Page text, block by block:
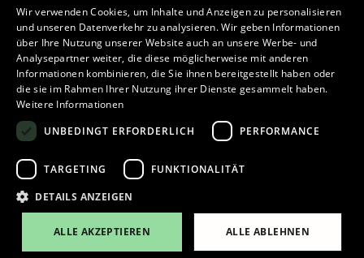
Impressum
Datenschutz
Barrierefreiheitserklärung
Cookie-Einstellungen
Wir verwenden Cookies, um Inhalte und Anzeigen zu personalisieren
und unseren Datenverkehr zu analysieren. Wir geben Informationen
über Ihre Nutzung unserer Website auch an unsere Werbe- und
Analysepartner weiter, die diese möglicherweise mit anderen
Informationen kombinieren, die Sie ihnen bereitgestellt haben oder
die sie im Rahmen Ihrer Nutzung ihrer Dienste gesammelt haben.
Weitere Informationen
UNBEDINGT ERFORDERLICH
PERFORMANCE
TARGETING FUNKTIONALITÄT
DETAILS ANZEIGEN
ALLE AKZEPTIEREN ALLE ABLEHNEN